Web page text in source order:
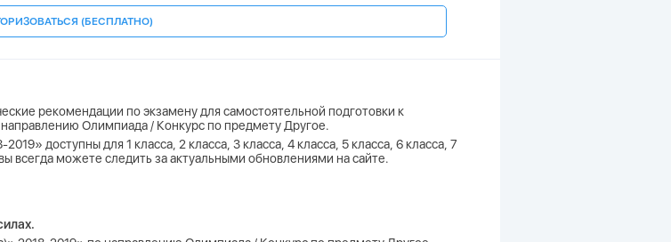
(БЕСПЛАТНО)
рекомендации по экзамену для самостоятельной подготовки к
Олимпиада / Конкурс по предмету Другое.
доступны для 1 класса, 2 класса, 3 класса, 4 класса, 5 класса, 6 класса, 7
всегда можете следить за актуальными обновлениями на сайте.